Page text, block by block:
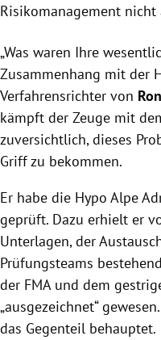
Risikomanagement nicht
„Was waren Ihre
Zusammenhang mit der
Verfahrensrichter von
kämpft der Zeuge mit
zuversichtlich, dieses
Griff zu bekommen.
Er habe die Hypo Alpe
geprüft. Dazu erhielt er
Unterlagen, der
Prüfungsteams
der FMAund dem
„ausgezeichnet“
das Gegenteil behauptet.